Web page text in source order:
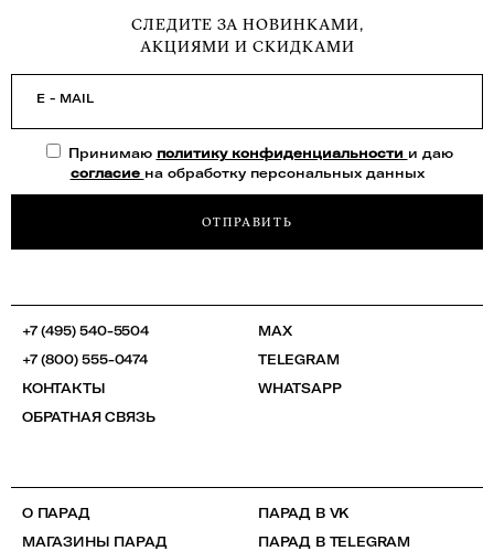
СЛЕДИТЕ ЗА НОВИНКАМИ,
АКЦИЯМИ И СКИДКАМИ
E - MAIL
Принимаю политику конфиденциальности и даю
согласие на обработку персональных данных
ОТПРАВИТЬ
+7 (495) 540-5504
+7 (800) 555-0474
КОНТАКТЫ
ОБРАТНАЯ СВЯЗЬ
MAX
TELEGRAM
WHATSAPP
О ПАРАД
МАГАЗИНЫ ПАРАД
ПАРАД В VK
ПАРАД В TELEGRAM